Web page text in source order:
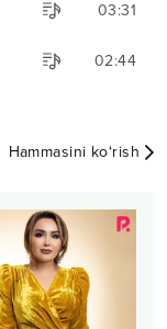
03:31
02:44
Hammasini ko‘rish